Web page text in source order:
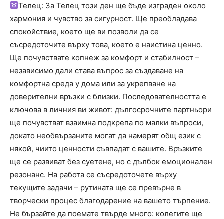
Телец: За Телец този ден ще бъде изграден около
хармония и чувство за сигурност. Ще преобладава
спокойствие, което ще ви позволи да се
съсредоточите върху това, което е наистина ценно.
Ще почувствате копнеж за комфорт и стабилност –
независимо дали става въпрос за създаване на
комфортна среда у дома или за укрепване на
доверителни връзки с близки. Последователността е
ключова в личния ви живот: дългосрочните партньори
ще почувстват взаимна подкрепа по малки въпроси,
докато необвързаните могат да намерят общ език с
някой, чиито ценности съвпадат с вашите. Връзките
ще се развиват без суетене, но с дълбок емоционален
резонанс. На работа се съсредоточете върху
текущите задачи – рутината ще се превърне в
творчески процес благодарение на вашето търпение.
Не бързайте да поемате твърде много: колегите ще